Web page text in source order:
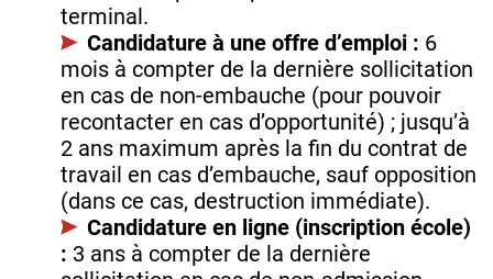
terminal.
Candidature à une offre d’emploi : 6
mois à compter de la dernière sollicitation
en cas de non-embauche (pour pouvoir
recontacter en cas d’opportunité) ; jusqu’à
2 ans maximum après la fin du contrat de
travail en cas d’embauche, sauf opposition
(dans ce cas, destruction immédiate).
Candidature en ligne (inscription école)
: 3 ans à compter de la dernière